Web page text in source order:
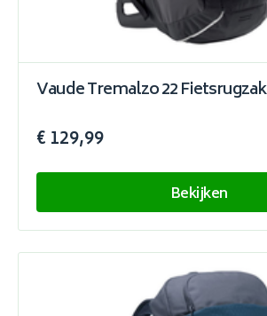
Vaude Tremalzo 22 Fietsrugzak
€ 129,99
Bekijken